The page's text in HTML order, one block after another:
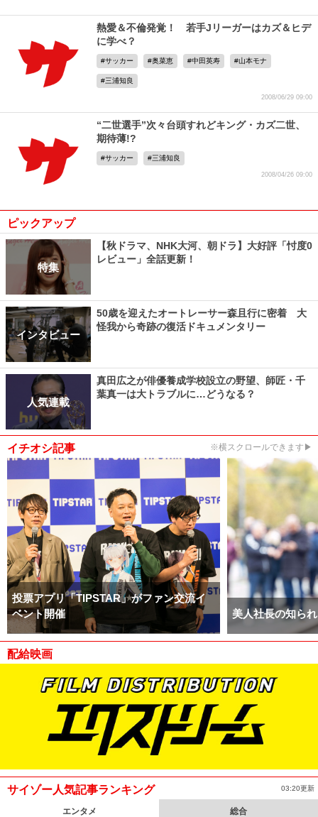
熱愛＆不倫発覚！ 若手Jリーガーはカズ＆ヒデ
に学べ？
サッカー 奥菜恵 中田英寿 山本モナ
三浦知良
2008/06/29 09:00
“二世選手”次々台頭すれどキング・カズ二世、
期待薄!?
サッカー 三浦知良
2008/04/26 09:00
ピックアップ
特集
【秋ドラマ、NHK大河、朝ドラ】大好評「忖度0
レビュー」全話更新！
インタビュー
50歳を迎えたオートレーサー森且行に密着 大
怪我から奇跡の復活ドキュメンタリー
人気連載
真田広之が俳優養成学校設立の野望、師匠・千
葉真一は大トラブルに…どうなる？
イチオシ記事 ※横スクロールできます▶
投票アプリ「TIPSTAR」がファン交流イ
ベント開催
美人社長の知ら
配給映画
サイゾー人気記事ランキング 03:20更新
エンタメ 総合